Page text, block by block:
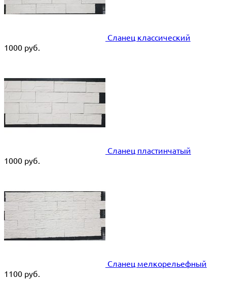
Сланец классический
1000 руб.
Сланец пластинчатый
1000 руб.
Сланец мелкорельефный
1100 руб.